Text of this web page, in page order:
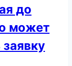
до
может